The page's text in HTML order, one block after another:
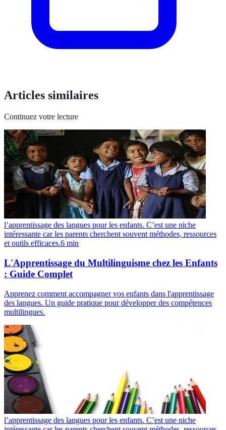
Articles similaires
Continuez votre lecture
l’apprentissage des langues pour les enfants. C’est une niche
intéressante car les parents cherchent souvent méthodes, ressources
et outils efficaces.6 min
L'Apprentissage du Multilinguisme chez les Enfants
: Guide Complet
Apprenez comment accompagner vos enfants dans l'apprentissage
des langues. Un guide pratique pour développer des compétences
multilingues.
l’apprentissage des langues pour les enfants. C’est une niche